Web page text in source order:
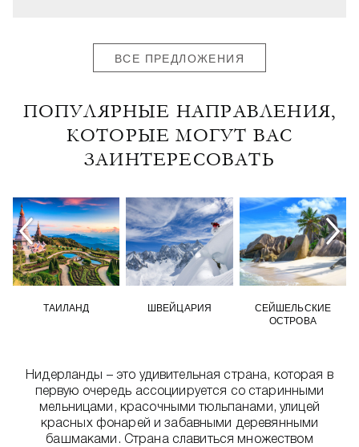
ВСЕ ПРЕДЛОЖЕНИЯ
ПОПУЛЯРНЫЕ НАПРАВЛЕНИЯ,
КОТОРЫЕ МОГУТ ВАС
ЗАИНТЕРЕСОВАТЬ
ТАИЛАНД ШВЕЙЦАРИЯ
СЕЙШЕЛЬСКИЕ
ОСТРОВА
Нидерланды – это удивительная страна, которая в
первую очередь ассоциируется со старинными
мельницами, красочными тюльпанами, улицей
красных фонарей и забавными деревянными
башмаками. Страна славиться множеством